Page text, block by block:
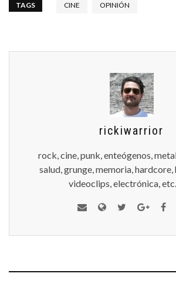
TAGS CINE OPINIÓN
rickiwarrior
rock, cine, punk, enteógenos,
salud, grunge, memoria, hardcore,
videoclips, electrónica,